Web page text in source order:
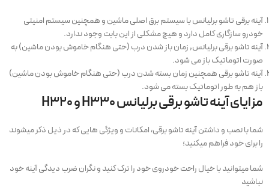
آینه برقی تاشو برلیانس با سیستم برق اصلی ماشین و همچنین سیستم امنیتی
خودرو سازگاری کامل دارد و هیچ مشکلی از این بابت وجود ندارد.
آینه تاشو برقی برلیانس, زمان باز شدن درب (حتی هنگام خاموش بودن ماشین) به
صورت اتوماتیک باز می شود.
آینه تاشو برقی همچنین زمان بسته شدن درب (حتی هنگام خاموش بودن ماشین)
باز هم به طور اتوماتیک بسته می شود.
مزایای آینه تاشو برقی برلیانس H330 و H320
شما با نصب و داشتن آینه تاشو برقی، امکانات و ویژگی هایی که در ذیل ذکر میشوند
را برای خود فراهم میکنید؛
شما میتوانید با خیال راحت خودروی خود را ترک کنید و نگران ضرب دیدگی آینه خود
نباشید